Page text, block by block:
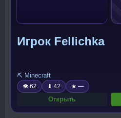
Игрок Fellichka
⛏️ Minecraft
👁 62 ⬇ 42 ★ —
Открыть